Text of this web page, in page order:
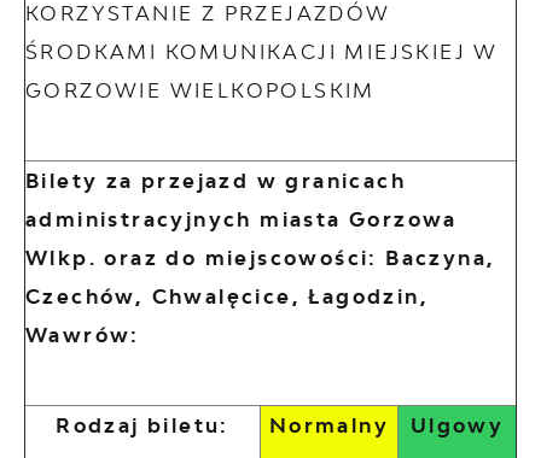
KORZYSTANIE Z PRZEJAZDÓW
ŚRODKAMI KOMUNIKACJI MIEJSKIEJ W
GORZOWIE WIELKOPOLSKIM
Bilety za przejazd w granicach
administracyjnych miasta Gorzowa
Wlkp. oraz do miejscowości: Baczyna,
Czechów, Chwalęcice, Łagodzin,
Wawrów:
Rodzaj biletu: Normalny Ulgowy